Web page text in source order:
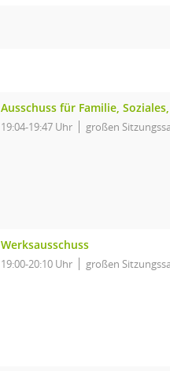
Ausschuss für Familie,
19:04-19:47 Uhr großen
Werksausschuss
19:00-20:10 Uhr großen